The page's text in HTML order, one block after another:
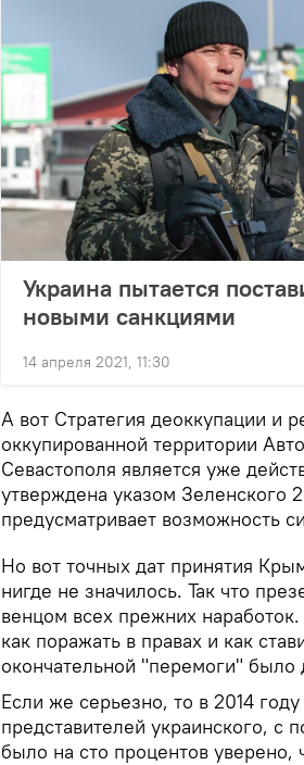
Украина пытается
новыми санкциями
14 апреля 2021, 11:30
А вот Стратегия деоккупации и
оккупированной территории
Севастополя является уже
утверждена указом Зеленского
предусматривает возможность
Но вот точных дат принятия
нигде не значилось. Так что
венцом всех прежних
как поражать в правах и как
окончательной "перемоги" было
Если же серьезно, то в 2014
представителей украинского, с
было на сто процентов